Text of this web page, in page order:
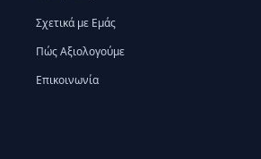
Σχετικά με Εμάς
Πώς Αξιολογούμε
Επικοινωνία